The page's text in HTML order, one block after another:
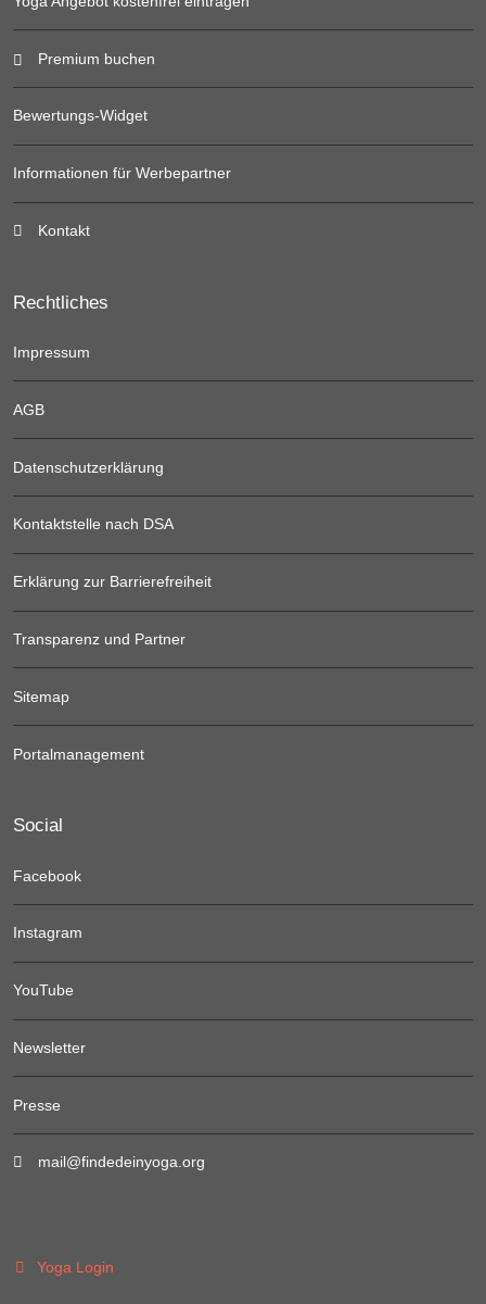
Premium buchen
Bewertungs-Widget
Informationen für Werbepartner
Kontakt
Rechtliches
Impressum
AGB
Datenschutzerklärung
Kontaktstelle nach DSA
Erklärung zur Barrierefreiheit
Transparenz und Partner
Sitemap
Portalmanagement
Social
Facebook
Instagram
YouTube
Newsletter
Presse
mail@findedeinyoga.org
Yoga Login